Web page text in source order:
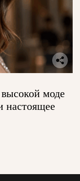
моде
настоящее